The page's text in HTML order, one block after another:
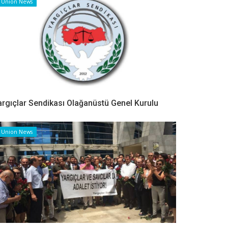
Sendikası Olağanüstü Genel Kurulu
Union News